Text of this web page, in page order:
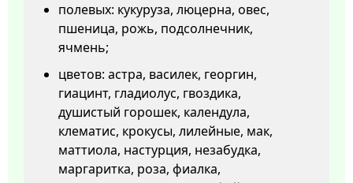
полевых: кукуруза, люцерна, овес,
пшеница, рожь, подсолнечник,
ячмень;
цветов: астра, василек, георгин,
гиацинт, гладиолус, гвоздика,
душистый горошек, календула,
клематис, крокусы, лилейные, мак,
маттиола, настурция, незабудка,
маргаритка, роза, фиалка,